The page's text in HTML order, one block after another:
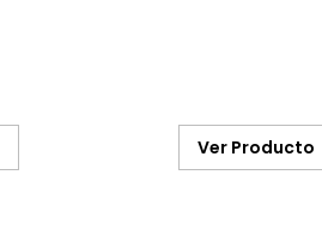
Ver Producto